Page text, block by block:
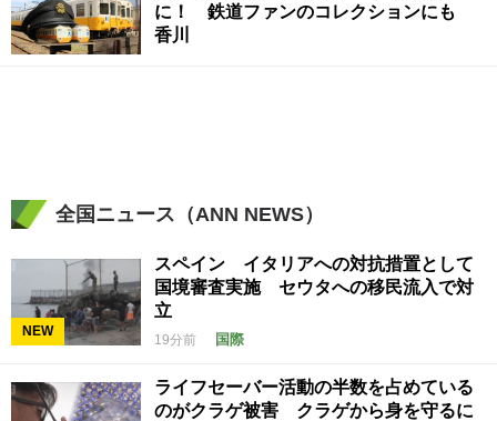
に！ 鉄道ファンのコレクションにも
香川
全国ニュース（ANN NEWS）
NEW
スペイン イタリアへの対抗措置として
国境審査実施 セウタへの移民流入で対
立
19分前 国際
ライフセーバー活動の半数を占めている
のがクラゲ被害 クラゲから身を守るに